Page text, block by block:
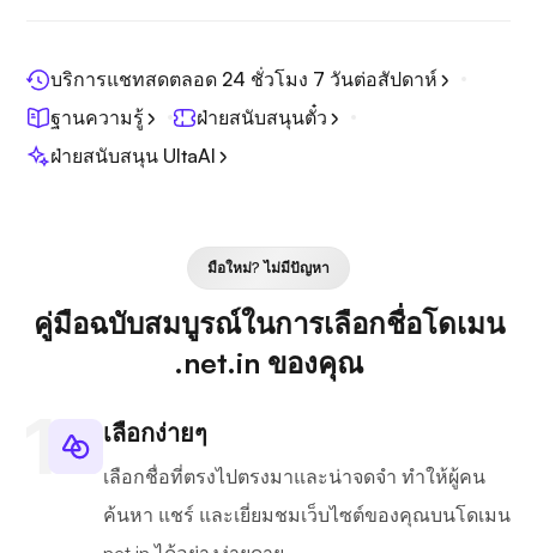
บริการแชทสดตลอด 24 ชั่วโมง 7 วันต่อสัปดาห์
ฐานความรู้
ฝ่ายสนับสนุนตั๋ว
ฝ่ายสนับสนุน UltaAI
มือใหม่? ไม่มีปัญหา
คู่มือฉบับสมบูรณ์ในการเลือกชื่อโดเมน
.net.in ของคุณ
เลือกง่ายๆ
เลือกชื่อที่ตรงไปตรงมาและน่าจดจำ ทำให้ผู้คน
ค้นหา แชร์ และเยี่ยมชมเว็บไซต์ของคุณบนโดเมน